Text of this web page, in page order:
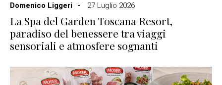
Domenico Liggeri
27 Luglio 2026
La Spa del Garden Toscana Resort,
paradiso del benessere tra viaggi
sensoriali e atmosfere sognanti